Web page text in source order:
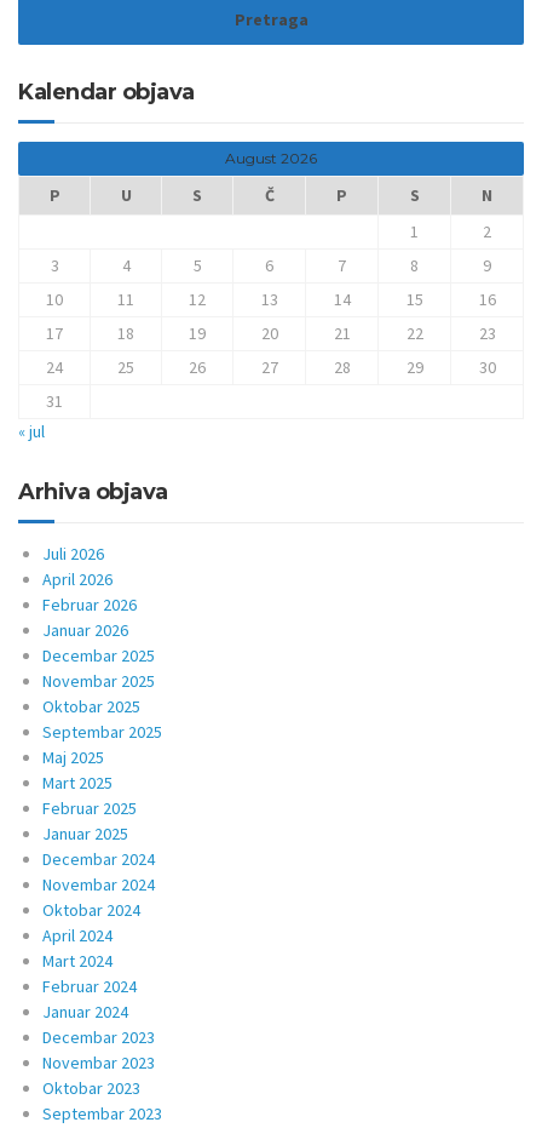
Kalendar objava
August 2026
P U S Č P S
N
1
2
3
4 5 6 7 8
9
10
11 12 13 14 15
16
17
18 19 20 21 22
23
24
25 26 27 28 29
30
31
« jul
Arhiva objava
Juli 2026
April 2026
Februar 2026
Januar 2026
Decembar 2025
Novembar 2025
Oktobar 2025
Septembar 2025
Maj 2025
Mart 2025
Februar 2025
Januar 2025
Decembar 2024
Novembar 2024
Oktobar 2024
April 2024
Mart 2024
Februar 2024
Januar 2024
Decembar 2023
Novembar 2023
Oktobar 2023
Septembar 2023